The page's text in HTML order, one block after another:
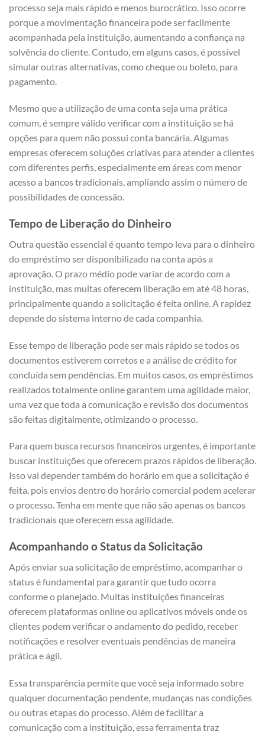
processo seja mais rápido e menos burocrático. Isso ocorre
porque a movimentação financeira pode ser facilmente
acompanhada pela instituição, aumentando a confiança na
solvência do cliente. Contudo, em alguns casos, é possível
simular outras alternativas, como cheque ou boleto, para
pagamento.
Mesmo que a utilização de uma conta seja uma prática
comum, é sempre válido verificar com a instituição se há
opções para quem não possui conta bancária. Algumas
empresas oferecem soluções criativas para atender a clientes
com diferentes perfis, especialmente em áreas com menor
acesso a bancos tradicionais, ampliando assim o número de
possibilidades de concessão.
Tempo de Liberação do Dinheiro
Outra questão essencial é quanto tempo leva para o dinheiro
do empréstimo ser disponibilizado na conta após a
aprovação. O prazo médio pode variar de acordo com a
instituição, mas muitas oferecem liberação em até 48 horas,
principalmente quando a solicitação é feita online. A rapidez
depende do sistema interno de cada companhia.
Esse tempo de liberação pode ser mais rápido se todos os
documentos estiverem corretos e a análise de crédito for
concluída sem pendências. Em muitos casos, os empréstimos
realizados totalmente online garantem uma agilidade maior,
uma vez que toda a comunicação e revisão dos documentos
são feitas digitalmente, otimizando o processo.
Para quem busca recursos financeiros urgentes, é importante
buscar instituições que oferecem prazos rápidos de liberação.
Isso vai depender também do horário em que a solicitação é
feita, pois envios dentro do horário comercial podem acelerar
o processo. Tenha em mente que não são apenas os bancos
tradicionais que oferecem essa agilidade.
Acompanhando o Status da Solicitação
Após enviar sua solicitação de empréstimo, acompanhar o
status é fundamental para garantir que tudo ocorra
conforme o planejado. Muitas instituições financeiras
oferecem plataformas online ou aplicativos móveis onde os
clientes podem verificar o andamento do pedido, receber
notificações e resolver eventuais pendências de maneira
prática e ágil.
Essa transparência permite que você seja informado sobre
qualquer documentação pendente, mudanças nas condições
ou outras etapas do processo. Além de facilitar a
comunicação com a instituição, essa ferramenta traz